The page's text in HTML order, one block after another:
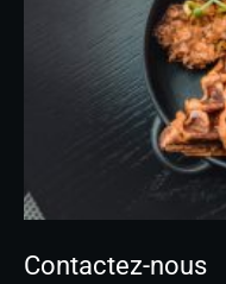
Contactez-nous